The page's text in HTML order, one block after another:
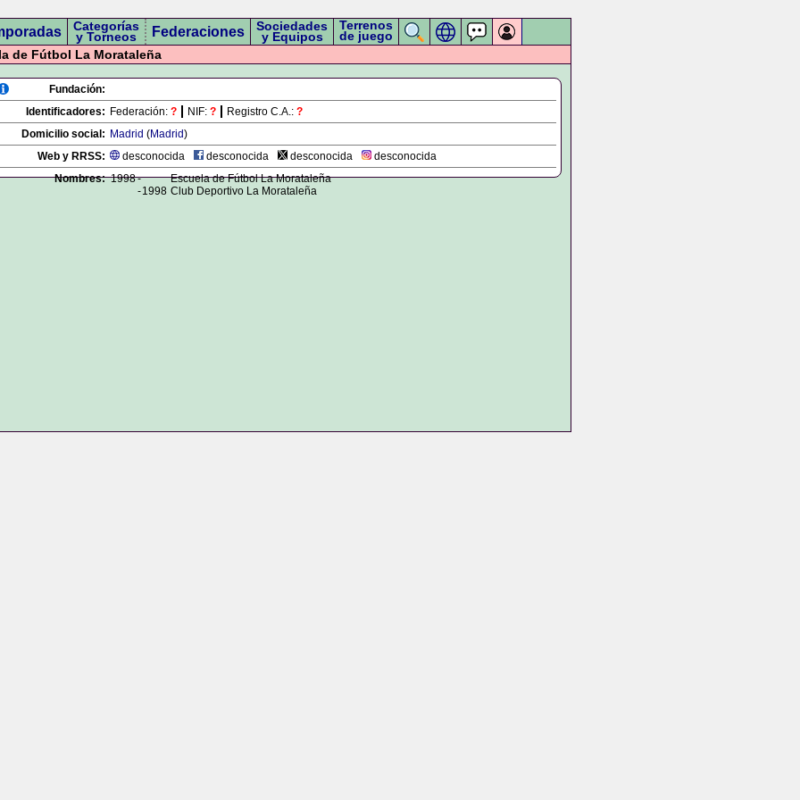
Categorías
y Torneos Federaciones Sociedades
y Equipos
Terrenos
de juego
de Fútbol La Morataleña
Fundación:
Identificadores: Federación: ? NIF: ? Registro C.A.: ?
Domicilio social: Madrid (Madrid)
Web y RRSS:
desconocida desconocida desconocida
desconocida
Nombres: 1998-
Escuela de Fútbol La Morataleña
-1998 Club Deportivo La Morataleña